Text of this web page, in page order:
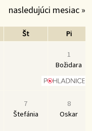
nasledujúci mesiac »
Št
Pi
1
Božidara
7
Štefánia
8
Oskar